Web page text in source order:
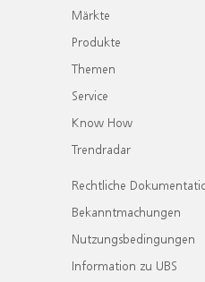
Märkte
Produkte
Themen
Service
Know How
Trendradar
Rechtliche
Bekanntmachungen
Nutzungsbedingungen
Information zu UBS